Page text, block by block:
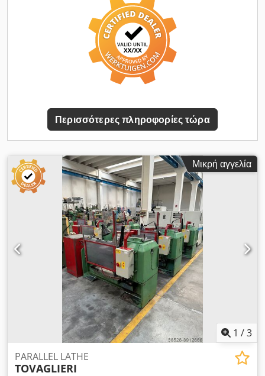
Uqsfx Abtorf -Τσόχες σύσφιξης - Σύστημα γρήγορης σύσφιξης
τύπου 173 E, συμπεριλαμβανομένων 16 τσόχων σύσφιξης
-Σύστημα Multifix με εξαρτήματα -Γρανάζια αλλαγής
-Εργαλειοθήκη με διάφορα εργαλεία -Πόδια μηχανήματος -Πίσω
ασπίδα για τη συλλογή πριονιδιών -Τσοκ και περιστρεφόμενη
μύτη -Φωτιστικό εργασίας -Τεκμηρίωση Διαστάσεις: ΜxΠxΥ
1,6x0,7x1,6 μέτρα / Βάρος 950kg Διατηρούμε το δικαίωμα
Περισσότερες πληροφορίες τώρα
Μικρή αγγελία
1 /3
PARALLEL LATHE
TOVAGLIERI